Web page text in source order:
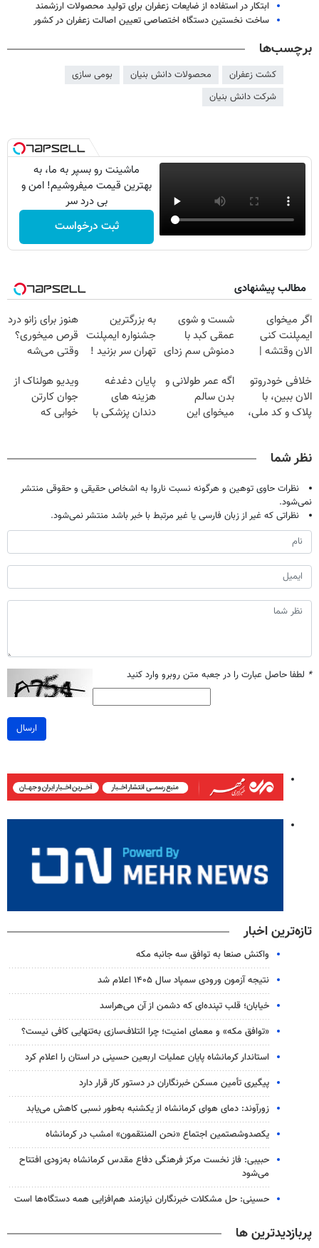
ابتکار در استفاده از ضایعات زعفران برای تولید محصولات ارزشمند
ساخت نخستین دستگاه اختصاصی تعیین اصالت زعفران در کشور
برچسب‌ها
کشت زعفران محصولات دانش بنیان
بومی سازی
شرکت دانش بنیان
ماشینت رو بسپر به ما، به
بهترین قیمت میفروشیم! امن و
بی درد سر
ثبت درخواست
مطالب پیشنهادی
اگر میخوای
ایمپلنت کنی
الان وقتشه |
میلیون تومان!!!
شست و شوی
عمقی کبد با
دمنوش سم زدای
به بزرگترین
جشنواره ایمپلنت
تهران سر بزنید !
میلیون !
هنوز برای زانو درد
قرص میخوری؟
وقتی می‌شه
درمانش کرد؟؟؟؟
خلافی خودروتو
الان ببین، با
پلاک و کد ملی،
اگه عمر طولانی و
بدن سالم
میخوای این
پایان دغدغه
هزینه های
دندان پزشکی با
ویدیو هولناک از
جوان کارتن
خوابی که
نظر شما
نظرات حاوی توهین و هرگونه نسبت ناروا به اشخاص حقیقی و حقوقی منتشر
نمی‌شود.
نظراتی که غیر از زبان فارسی یا غیر مرتبط با خبر باشد منتشر نمی‌شود.
* لطفا حاصل عبارت را در جعبه متن روبرو وارد کنید
ارسال
تازه‌ترین اخبار
واکنش صنعا به توافق سه جانبه مکه
نتیجه آزمون ورودی سمپاد سال ۱۴۰۵ اعلام شد
خیابان؛ قلب تپنده‌ای که دشمن از آن می‌هراسد
«توافق مکه» و معمای امنیت؛ چرا ائتلاف‌سازی به‌تنهایی کافی نیست؟
استاندار کرمانشاه پایان عملیات اربعین حسینی در استان را اعلام کرد
پیگیری تأمین مسکن خبرنگاران در دستور کار قرار دارد
زورآوند: دمای هوای کرمانشاه از یکشنبه به‌طور نسبی کاهش می‌یابد
یکصدوشصتمین اجتماع «نحن المنتقمون» امشب در کرمانشاه
حبیبی: فاز نخست مرکز فرهنگی دفاع مقدس کرمانشاه به‌زودی افتتاح
می‌شود
حسینی: حل مشکلات خبرنگاران نیازمند هم‌افزایی همه دستگاه‌ها است
پربازدیدترین ها